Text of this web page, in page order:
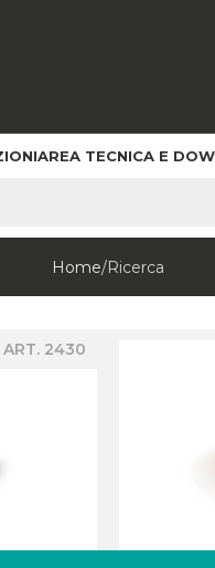
AREA TECNICA E
Home Ricerca
ART. 2430